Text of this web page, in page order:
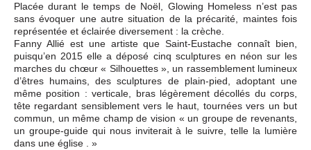
Placée durant le temps de Noël, Glowing Homeless n’est pas
sans évoquer une autre situation de la précarité, maintes fois
représentée et éclairée diversement : la crèche.
Fanny Allié est une artiste que Saint-Eustache connaît bien,
puisqu’en 2015 elle a déposé cinq sculptures en néon sur les
marches du chœur « Silhouettes », un rassemblement lumineux
d’êtres humains, des sculptures de plain-pied, adoptant une
même position : verticale, bras légèrement décollés du corps,
tête regardant sensiblement vers le haut, tournées vers un but
commun, un même champ de vision « un groupe de revenants,
un groupe-guide qui nous inviterait à le suivre, telle la lumière
dans une église . »